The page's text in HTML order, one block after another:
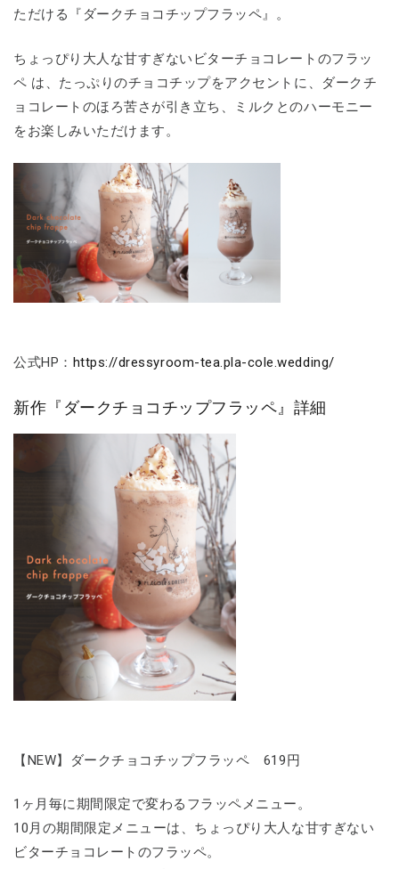
ただける『ダークチョコチップフラッペ』。
ちょっぴり大人な甘すぎないビターチョコレートのフラッ
ペ は、たっぷりのチョコチップをアクセントに、ダークチ
ョコレートのほろ苦さが引き立ち、ミルクとのハーモニー
をお楽しみいただけます。
公式HP： https://dressyroom-tea.pla-cole.wedding/
新作『ダークチョコチップフラッペ』詳細
【NEW】ダークチョコチップフラッペ 619円
1ヶ月毎に期間限定で変わるフラッペメニュー。
10月の期間限定メニューは、ちょっぴり大人な甘すぎない
ビターチョコレートのフラッペ。